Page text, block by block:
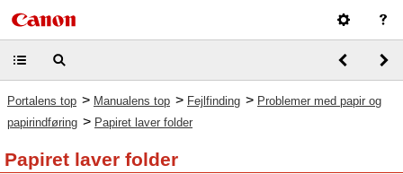
Portalens top > Manualens top > Fejlfinding > Problemer med papir og
papirindføring > Papiret laver folder
Papiret laver folder